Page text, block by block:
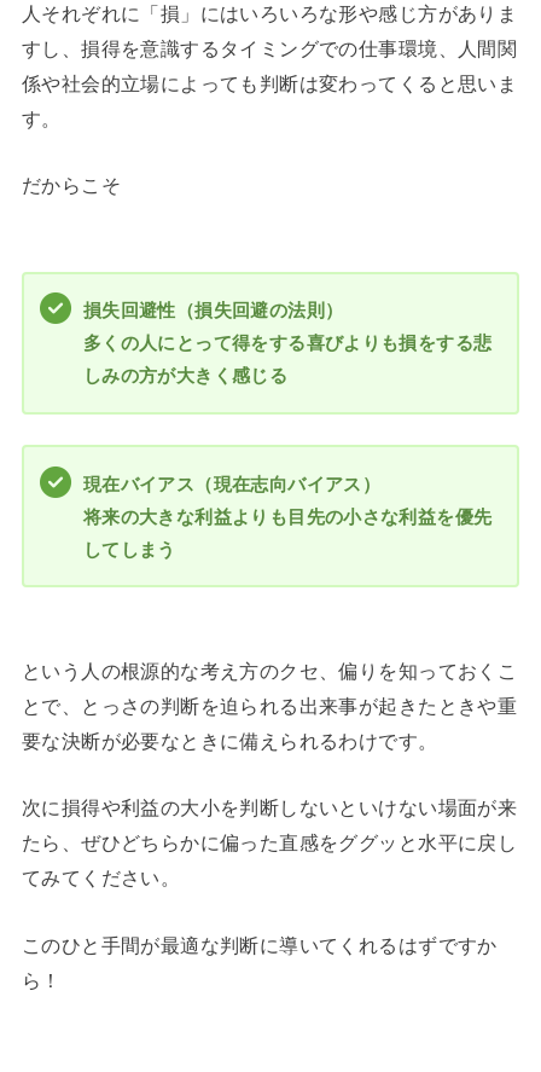
人それぞれに「損」にはいろいろな形や感じ方がありま
すし、損得を意識するタイミングでの仕事環境、人間関
係や社会的立場によっても判断は変わってくると思いま
す。
だからこそ
損失回避性（損失回避の法則）
多くの人にとって得をする喜びよりも損をする悲
しみの方が大きく感じる
現在バイアス（現在志向バイアス）
将来の大きな利益よりも目先の小さな利益を優先
してしまう
という人の根源的な考え方のクセ、偏りを知っておくこ
とで、とっさの判断を迫られる出来事が起きたときや重
要な決断が必要なときに備えられるわけです。
次に損得や利益の大小を判断しないといけない場面が来
たら、ぜひどちらかに偏った直感をググッと水平に戻し
てみてください。
このひと手間が最適な判断に導いてくれるはずですか
ら！